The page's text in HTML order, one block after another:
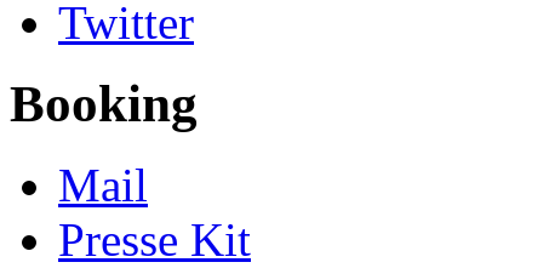
Twitter
Booking
Mail
Presse Kit